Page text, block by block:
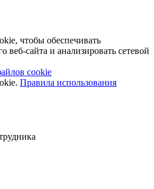
чтобы обеспечивать
веб-сайта и анализировать сетевой
cookie
Правила использования